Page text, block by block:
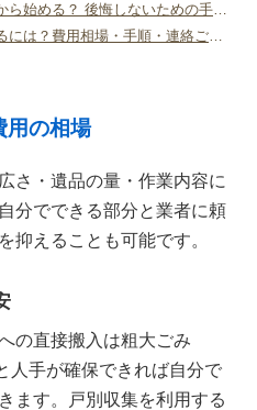
遺品整理はいつから何から始める？ 後悔しないための手順と進め方を解説
浜松市で遺品整理をするには？費用相場・手順・連絡ごみの出し方を解説
用の相場
さ・遺品の量・作業内容に
分でできる部分と業者に頼
抑えることも可能です。
の直接搬入は粗大ごみ
人手が確保できれば自分で
ます。戸別収集を利用する